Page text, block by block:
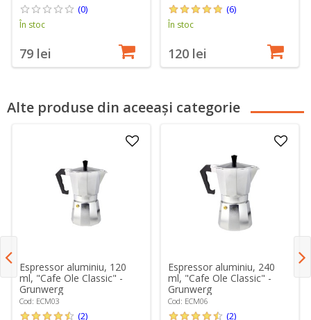
(0)
În stoc
79 lei
(6)
În stoc
120 lei
Alte produse din aceeași categorie
Espressor aluminiu, 120
ml, "Cafe Ole Classic" -
Grunwerg
Cod: ECM03
(2)
Espressor aluminiu, 240
ml, "Cafe Ole Classic" -
Grunwerg
Cod: ECM06
(2)